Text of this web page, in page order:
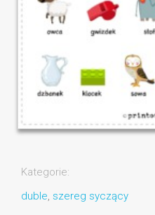
Kategorie:
duble, szereg syczący